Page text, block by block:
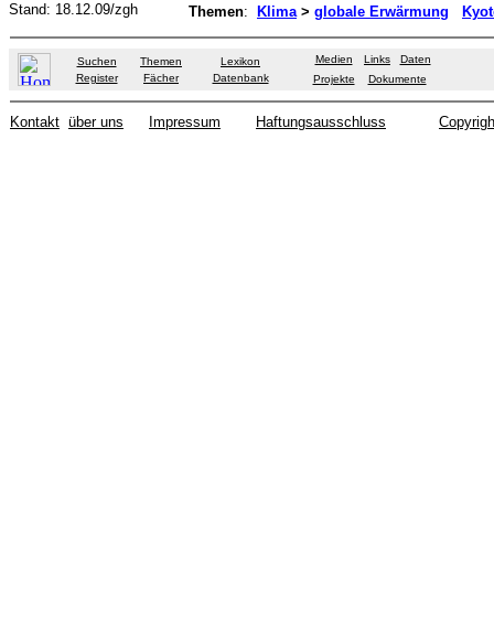
Stand: 18.12.09/zgh Themen: Klima > globale Erwärmung
Suchen Themen
Lexikon
Register
Fächer Datenbank
Medien Links
Daten
Projekte
Dokumente
Kontakt über uns Impressum Haftungsausschluss